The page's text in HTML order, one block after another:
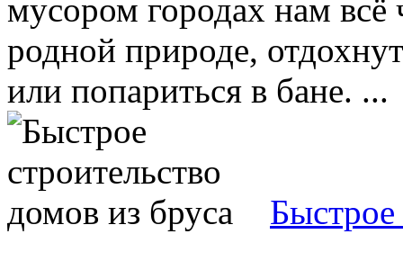
мусором городах нам всё
родной природе,
или попариться в бане. ...
Быстрое